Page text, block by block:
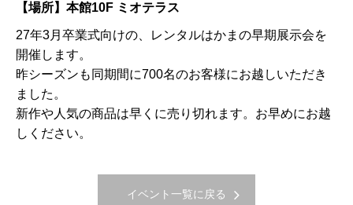
【場所】本館10F ミオテラス
27年3月卒業式向けの、レンタルはかまの早期展示会を
開催します。
昨シーズンも同期間に700名のお客様にお越しいただき
ました。
新作や人気の商品は早くに売り切れます。お早めにお越
しください。
イベント一覧に戻る